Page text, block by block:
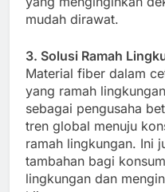
mudah dirawat.
3. Solusi Ramah
Material fiber dalam
yang ramah
sebagai pengusaha
tren global menuju
ramah lingkungan. Ini
tambahan bagi
lingkungan dan